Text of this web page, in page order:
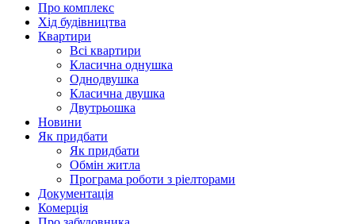
Про комплекс
Хід будівництва
Квартири
Всі квартири
Класична однушка
Однодвушка
Класична двушка
Двутрьошка
Новини
Як придбати
Як придбати
Обмін житла
Програма роботи з ріелторами
Документація
Комерція